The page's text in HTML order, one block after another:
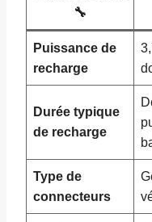
🔧
Puissance de
recharge
Durée typique
de recharge
Type de
connecteurs